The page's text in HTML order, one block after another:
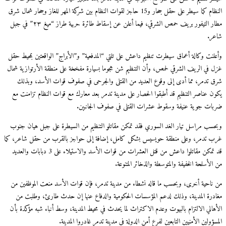
النظام كما سيطر على حقل جحار و15 حاجز لقوات النظام بين شركة المهر للغاز وجحار شمال شرق
مطار التيفور بريف حمص الشرقي، فيما أعلن عن إسقاط طائرة حربية طراز “ميغ ٢٣” في جبل
شاعر.
وأعلنت وكالة أعماق سيطرت تنظيم داعش على تلتي “المدفعية” و”الأبراج” الواقعتين بمحيط حقل
غزل في الريف الشرقي لحمص، وأن التنظيم شن هجوما بسيارة مفخخة على منطقة الأرتوازية شمال
شرق تدمر، مما أدى إلى وقوع العديد من القتلى والجرحى في صفوف قوات الأسد، وبذلك
يكون عناصر التنظيم قد أطبقوا الحصار على مدينة تدمر بعد معارك مع قوات النظام تزامنت مع
ضربات جوية عنيفة وسقوط عشرات القتلى في صفوف الجانبين.
وبحسب مراسل تيار الغد السوري فقد تمكن مقاتلو التنظيم من السيطرة على جبل هيان جنوب
غرب تدمر، وعلى منطقة حويسيس بشكل كامل، إضافة إلى حواجز بالقرب من حقل شاعر، كما
قد تمكن مقاتلوا داعش من قتل العشرات من قوات الأسد والاستيلاء على 3 دبابات والعديد
من الأسلحة الخفيفة والمتوسطة والذخائر المتنوعة.
من ناحية أخرى، وبحسب ما قاله نشطاء من مدينة تدمر، فإن قوات الأسد منعت الموظفين من
مغادرة المدينة، وذلك لدعم المؤسسات الحكومية والدفاع عنها إن حدث طارئ، وطلبت من
الأهالي الالتزام بالبيوت وعدم الاكتراث لما يحدث في محيط المدينة، وسط أنباء شبه مؤكدة بأن
المسؤولين الأمنيين التابعين لفرع أمن الدولة في مدينة تدمر غادروا المدينة.